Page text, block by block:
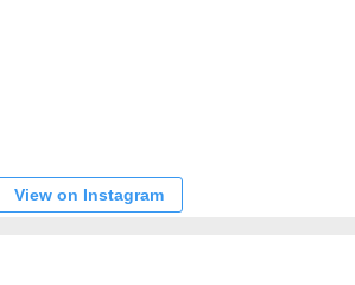
View on Instagram